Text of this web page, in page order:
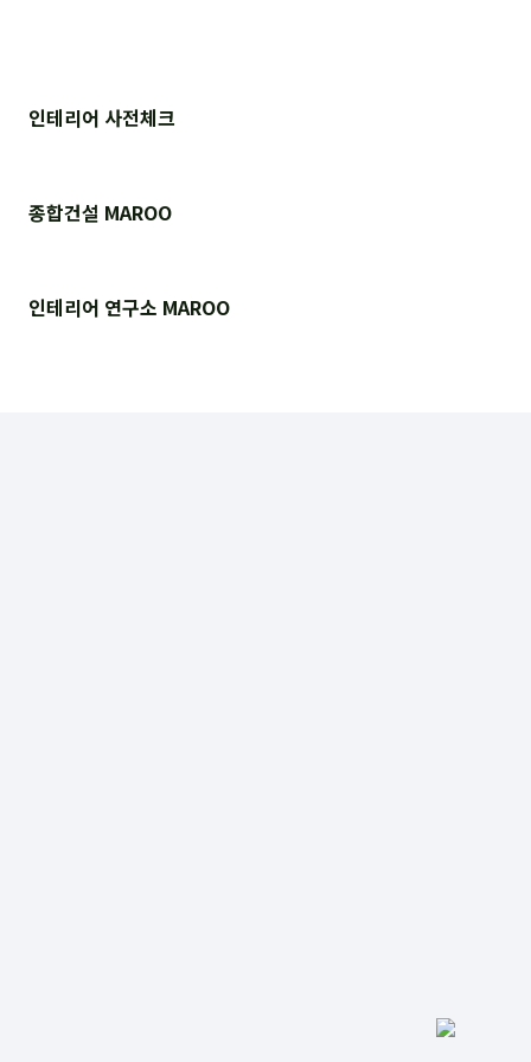
인테리어 사전체크
종합건설 MAROO
인테리어 연구소 MAROO